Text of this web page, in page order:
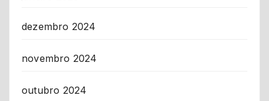
dezembro 2024
novembro 2024
outubro 2024